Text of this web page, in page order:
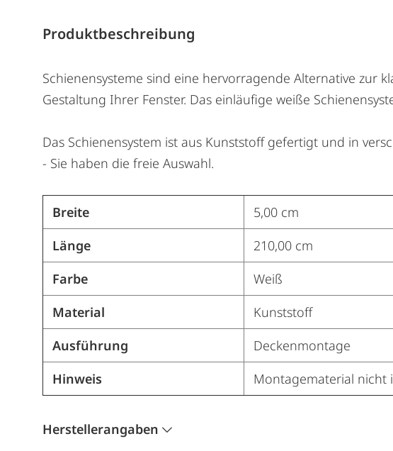
Produktbeschreibung
Schienensysteme sind eine hervorragende Alternative zur
Gestaltung Ihrer Fenster. Das einläufige weiße
Das Schienensystem ist aus Kunststoff gefertigt und in
- Sie haben die freie Auswahl.
Breite
5,00 cm
Länge
210,00 cm
Farbe
Weiß
Material
Kunststoff
Ausführung
Deckenmontage
Hinweis
Montagematerial nicht
Herstellerangaben